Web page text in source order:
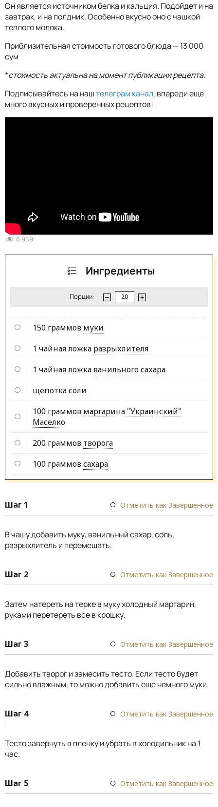
Он является источником белка и кальция. Подойдет и на
завтрак, и на полдник. Особенно вкусно оно с чашкой
теплого молока.
Приблизительная стоимость готового блюда — 13 000
сум
*стоимость актуальна на момент публикации рецепта.
Подписывайтесь на наштелеграм канал, впереди еще
много вкусных и проверенных рецептов!
6 959
Ингредиенты
Порции:
150 граммов муки
1 чайная ложка разрыхлителя
1 чайная ложка ванильного сахара
щепоткасоли
100 граммов маргарина "Украинский"
Маселко
200 граммов творога
100 граммовсахара
Шаг 1 Отметить как Завершенное
В чашу добавить муку, ванильный сахар, соль,
разрыхлитель и перемешать.
Шаг 2 Отметить как Завершенное
Затем натереть на терке в муку холодный маргарин,
руками перетереть все в крошку.
Шаг 3 Отметить как Завершенное
Добавить творог и замесить тесто. Если тесто будет
сильно влажным, то можно добавить еще немного муки.
Шаг 4 Отметить как Завершенное
Тесто завернуть в пленку и убрать в холодильник на 1
час.
Шаг 5 Отметить как Завершенное